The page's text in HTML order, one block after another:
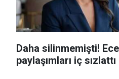
Daha silinmemişti!
paylaşımları iç sızlattı